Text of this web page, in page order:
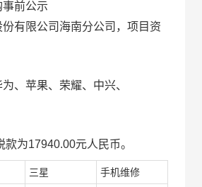
事前公示
有限公司海南分公司 ，项目资
、苹果、荣耀、中兴、
款为17940.00元人民币。
三星 手机维修